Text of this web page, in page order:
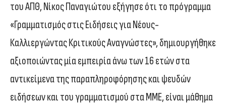
του ΑΠΘ, Νίκος Παναγιώτου εξήγησε ότι το πρόγραμμα
«Γραμματισμός στις Ειδήσεις για Νέους-
Καλλιεργώντας Κριτικούς Αναγνώστες», δημιουργήθηκε
αξιοποιώντας μία εμπειρία άνω των 16 ετών στα
αντικείμενα της παραπληροφόρησης και ψευδών
ειδήσεων και του γραμματισμού στα ΜΜΕ, είναι μάθημα